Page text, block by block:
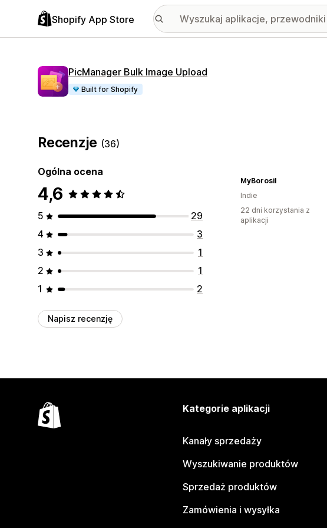
Shopify App Store
PicManager Bulk Image Upload
Built for Shopify
Recenzje (36)
Ogólna ocena
4,6
5
29
4
3
3
1
2
1
1
2
Napisz recenzję
MyBorosil
Indie
22 dni korzystania z
aplikacji
Kategorie aplikacji
Kanały sprzedaży
Wyszukiwanie produktów
Sprzedaż produktów
Zamówienia i wysyłka